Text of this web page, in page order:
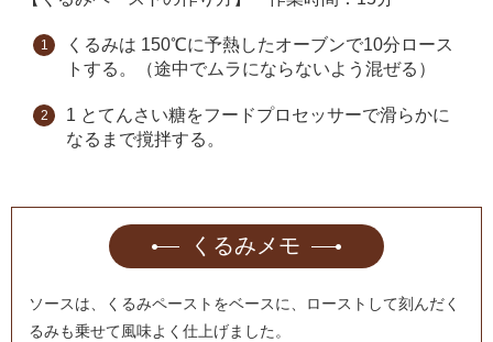
くるみは 150℃に予熱したオーブンで10分ロース
トする。（途中でムラにならないよう混ぜる）
1 とてんさい糖をフードプロセッサーで滑らかに
なるまで撹拌する。
くるみメモ
ソースは、くるみペーストをベースに、ローストして刻んだく
るみも乗せて風味よく仕上げました。